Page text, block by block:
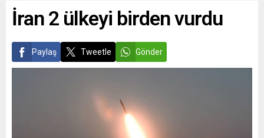
İran 2 ülkeyi birden vurdu
Paylaş Tweetle Gönder